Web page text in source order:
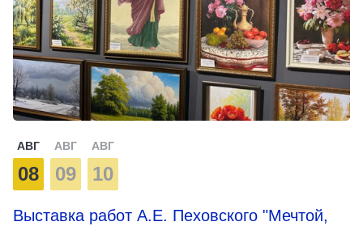
АВГ
08
АВГ
09
АВГ
10
Выставка работ А.Е. Пеховского "Мечтой,